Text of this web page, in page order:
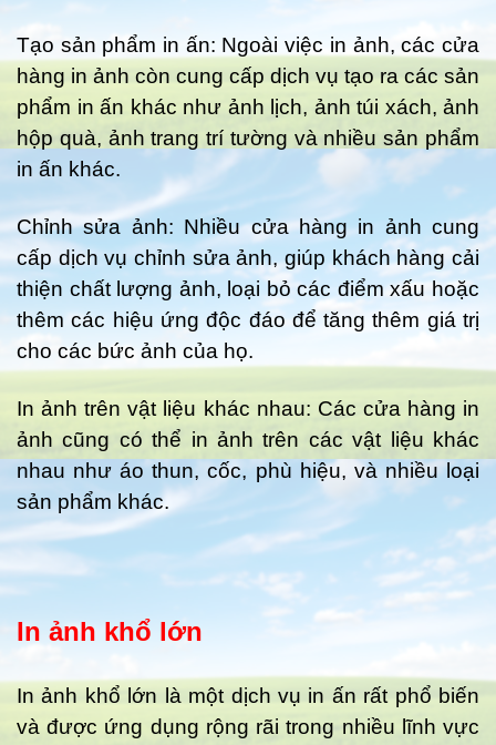
Tạo sản phẩm in ấn: Ngoài việc in ảnh, các cửa
hàng in ảnh còn cung cấp dịch vụ tạo ra các sản
phẩm in ấn khác như ảnh lịch, ảnh túi xách, ảnh
hộp quà, ảnh trang trí tường và nhiều sản phẩm
in ấn khác.
Chỉnh sửa ảnh: Nhiều cửa hàng in ảnh cung
cấp dịch vụ chỉnh sửa ảnh, giúp khách hàng cải
thiện chất lượng ảnh, loại bỏ các điểm xấu hoặc
thêm các hiệu ứng độc đáo để tăng thêm giá trị
cho các bức ảnh của họ.
In ảnh trên vật liệu khác nhau: Các cửa hàng in
ảnh cũng có thể in ảnh trên các vật liệu khác
nhau như áo thun, cốc, phù hiệu, và nhiều loại
sản phẩm khác.
In ảnh khổ lớn
In ảnh khổ lớn là một dịch vụ in ấn rất phổ biến
và được ứng dụng rộng rãi trong nhiều lĩnh vực